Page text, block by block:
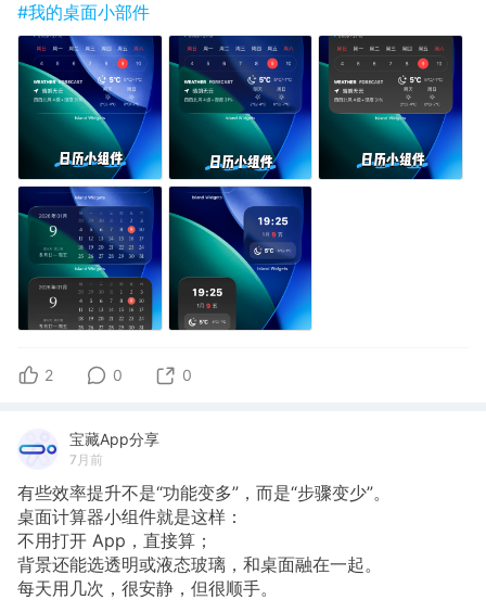
#我的桌面小部件
2 0 0
宝藏App分享
7月前
有些效率提升不是“功能变多”，而是“步骤变少”。
桌面计算器小组件就是这样：
不用打开 App，直接算；
背景还能选透明或液态玻璃，和桌面融在一起。
每天用几次，很安静，但很顺手。